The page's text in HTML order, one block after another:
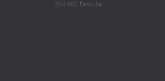
264.862 Besuche